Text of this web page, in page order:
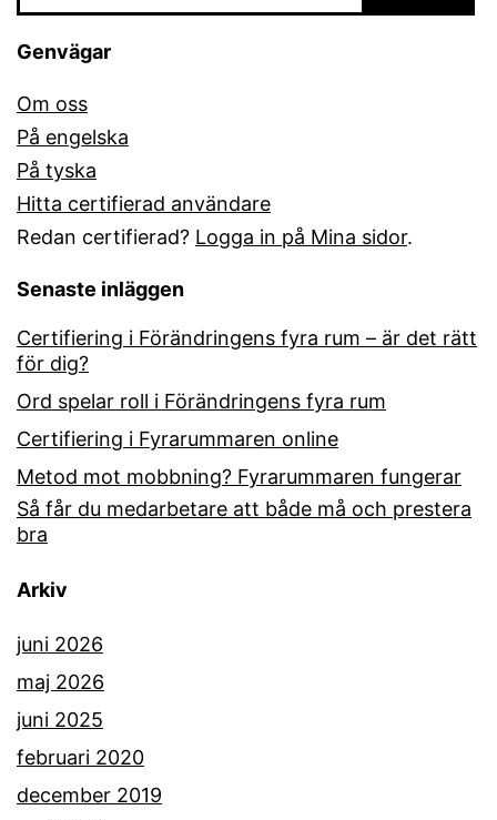
Genvägar
Om oss
På engelska
På tyska
Hitta certifierad användare
Redan certifierad? Logga in på Mina sidor.
Senaste inläggen
Certifiering i Förändringens fyra rum – är det rätt
för dig?
Ord spelar roll i Förändringens fyra rum
Certifiering i Fyrarummaren online
Metod mot mobbning? Fyrarummaren fungerar
Så får du medarbetare att både må och prestera
bra
Arkiv
juni 2026
maj 2026
juni 2025
februari 2020
december 2019